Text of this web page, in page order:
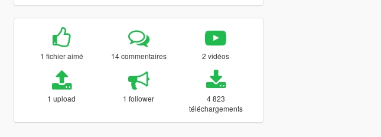
1 fichier aimé 14 commentaires 2 vidéos
1 upload 1 follower
4 823
téléchargements